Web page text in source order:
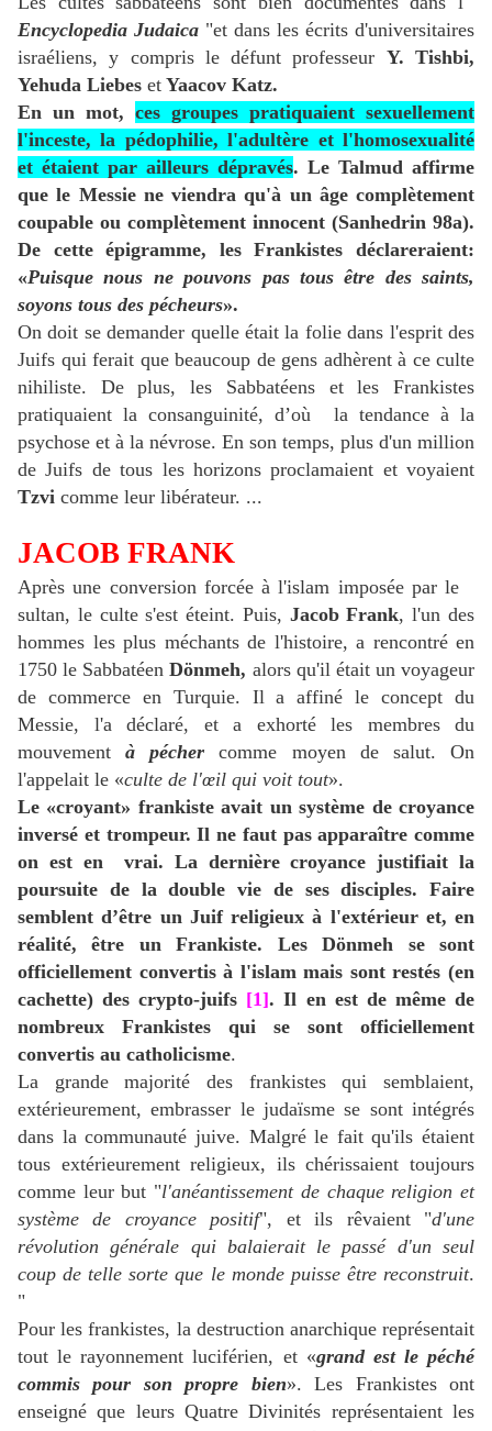
Encyclopedia Judaica "et dans les écrits d'universitaires
israéliens, y compris le défunt professeur Y. Tishbi,
Yehuda Liebes et Yaacov Katz.
En un mot, ces groupes pratiquaient sexuellement
l'inceste, la pédophilie, l'adultère et l'homosexualité
et étaient par ailleurs dépravés. Le Talmud affirme
que le Messie ne viendra qu'à un âge complètement
coupable ou complètement innocent (Sanhedrin 98a).
De cette épigramme, les Frankistes déclareraient:
«Puisque nous ne pouvons pas tous être des saints,
soyons tous des pécheurs».
On doit se demander quelle était la folie dans l'esprit des
Juifs qui ferait que beaucoup de gens adhèrent à ce culte
nihiliste. De plus, les Sabbatéens et les Frankistes
pratiquaient la consanguinité, d’où la tendance à la
psychose et à la névrose. En son temps, plus d'un million
de Juifs de tous les horizons proclamaient et voyaient
Tzvi comme leur libérateur. ...
JACOB FRANK
Après une conversion forcée à l'islam imposée par le
sultan, le culte s'est éteint. Puis, Jacob Frank, l'un des
hommes les plus méchants de l'histoire, a rencontré en
1750 le SabbatéenDönmeh, alors qu'il était un voyageur
de commerce en Turquie. Il a affiné le concept du
Messie, l'a déclaré, et a exhorté les membres du
mouvementà pécher comme moyen de salut. On
l'appelait le «culte de l'œil qui voit tout».
Le «croyant» frankiste avait un système de croyance
inversé et trompeur. Il ne faut pas apparaître comme
on est en vrai. La dernière croyance justifiait la
poursuite de la double vie de ses disciples. Faire
semblent d’être un Juif religieux à l'extérieur et, en
réalité, être un Frankiste. Les Dönmeh se sont
officiellement convertis à l'islam mais sont restés (en
cachette) des crypto-juifs [1]. Il en est de même de
nombreux Frankistes qui se sont officiellement
convertis au catholicisme.
La grande majorité des frankistes qui semblaient,
extérieurement, embrasser le judaïsme se sont intégrés
dans la communauté juive. Malgré le fait qu'ils étaient
tous extérieurement religieux, ils chérissaient toujours
comme leur but "l'anéantissement de chaque religion et
système de croyance positif", et ils rêvaient "d'une
révolution générale qui balaierait le passé d'un seul
coup de telle sorte que le monde puisse être reconstruit.
"
Pour les frankistes, la destruction anarchique représentait
tout le rayonnement luciférien, et «grand est le péché
commis pour son propre bien». Les Frankistes ont
enseigné que leurs Quatre Divinités représentaient les